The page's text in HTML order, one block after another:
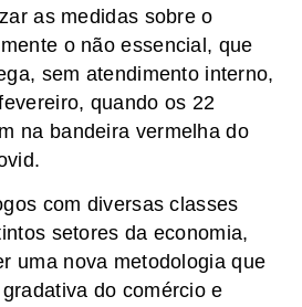
as medidas sobre o
o não essencial, que
sem atendimento interno,
quando os 22
na bandeira vermelha do
com diversas classes
setores da economia,
uma nova metodologia que
do comércio e